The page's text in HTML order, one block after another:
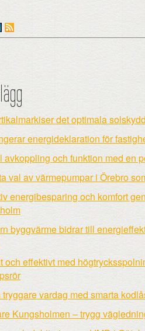
det optimala
energideklaration för
avkoppling och funktion med en
val av värmepumpar i Örebro
energibesparing och komfort
byggvärme bidrar till
och effektivt med
tryggare vardag med smarta
Kungsholmen – trygg